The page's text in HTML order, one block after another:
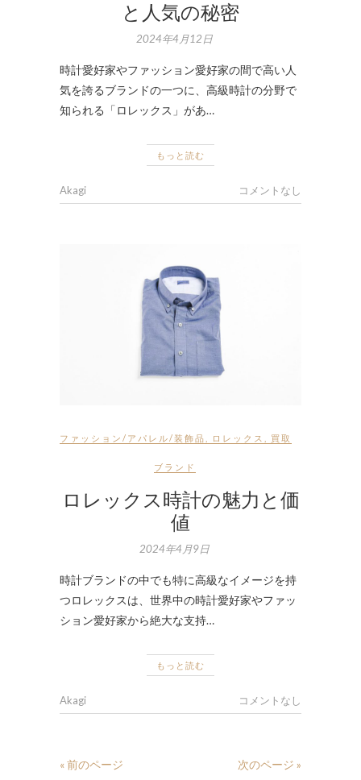
と人気の秘密
2024年4月12日
時計愛好家やファッション愛好家の間で高い人
気を誇るブランドの一つに、高級時計の分野で
知られる「ロレックス」があ…
もっと読む
Akagi コメントなし
ファッション/アパレル/装飾品 ロレックス 買取
ブランド
ロレックス時計の魅力と価
値
2024年4月9日
時計ブランドの中でも特に高級なイメージを持
つロレックスは、世界中の時計愛好家やファッ
ション愛好家から絶大な支持…
もっと読む
Akagi コメントなし
« 前のページ 次のページ »